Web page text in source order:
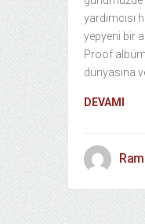
yardımcısı
yepyeni bir
Proof
dünyasına
DEVAMI